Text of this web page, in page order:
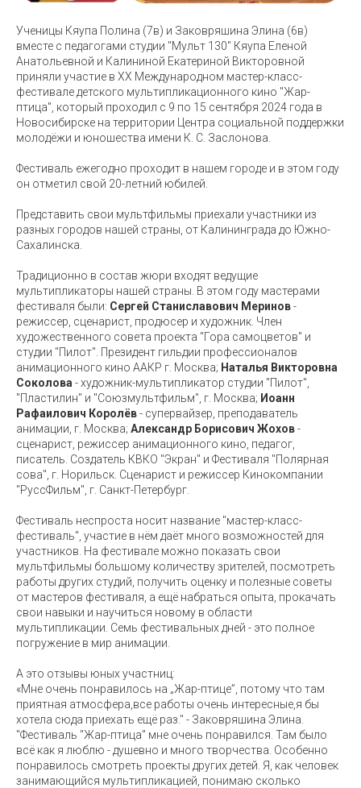
Ученицы Кяупа Полина (7в) и Заковряшина Элина (6в)
вместе с педагогами студии "Мульт 130" Кяупа Еленой
Анатольевной и Калининой Екатериной Викторовной
приняли участие в XX Международном мастер-класс-
фестивале детского мультипликационного кино "Жар-
птица", который проходил с 9 по 15 сентября 2024 года в
Новосибирске на территории Центра социальной поддержки
молодёжи и юношества имени К. С. Заслонова.
Фестиваль ежегодно проходит в нашем городе и в этом году
он отметил свой 20-летний юбилей.
Представить свои мультфильмы приехали участники из
разных городов нашей страны, от Калининграда до Южно-
Сахалинска.
Традиционно в состав жюри входят ведущие
мультипликаторы нашей страны. В этом году мастерами
фестиваля были: Сергей Станиславович Меринов-
режиссер, сценарист, продюсер и художник. Член
художественного совета проекта "Гора самоцветов" и
студии "Пилот". Президент гильдии профессионалов
анимационного кино ААКР г. Москва; Наталья Викторовна
Соколова - художник-мультипликатор студии "Пилот",
"Пластилин" и "Союзмультфильм", г. Москва; Иоанн
Рафаилович Королёв- супервайзер, преподаватель
анимации, г. Москва; Александр Борисович Жохов-
сценарист, режиссер анимационного кино, педагог,
писатель. Создатель КВКО "Экран" и Фестиваля "Полярная
сова", г. Норильск. Сценарист и режиссер Кинокомпании
"РуссФильм", г. Санкт-Петербург.
Фестиваль неспроста носит название "мастер-класс-
фестиваль", участие в нём даёт много возможностей для
участников. На фестивале можно показать свои
мультфильмы большому количеству зрителей, посмотреть
работы других студий, получить оценку и полезные советы
от мастеров фестиваля, а ещё набраться опыта, прокачать
свои навыки и научиться новому в области
мультипликации. Семь фестивальных дней - это полное
погружение в мир анимации.
А это отзывы юных участниц:
«Мне очень понравилось на „Жар-птице”, потому что там
приятная атмосфера,все работы очень интересные,я бы
хотела сюда приехать ещё раз." - Заковряшина Элина.
"Фестиваль "Жар-птица" мне очень понравился. Там было
всё как я люблю - душевно и много творчества. Особенно
понравилось смотреть проекты других детей. Я, как человек
занимающийся мультипликацией, понимаю сколько